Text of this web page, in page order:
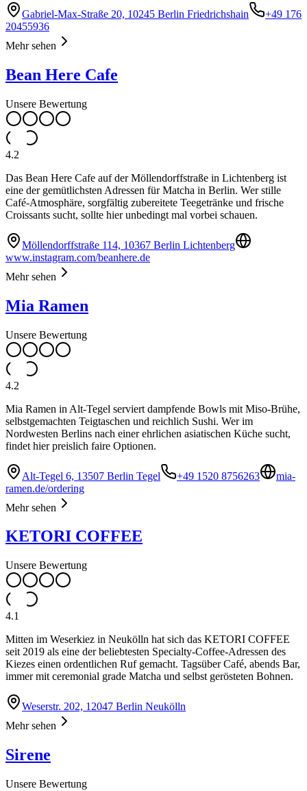
Gabriel-Max-Straße 20, 10245 Berlin Friedrichshain
+49 176
20455936
Mehr sehen
Bean Here Cafe
Unsere Bewertung
4.2
Das Bean Here Cafe auf der Möllendorffstraße in Lichtenberg ist
eine der gemütlichsten Adressen für Matcha in Berlin. Wer stille
Café-Atmosphäre, sorgfältig zubereitete Teegetränke und frische
Croissants sucht, sollte hier unbedingt mal vorbei schauen.
Möllendorffstraße 114, 10367 Berlin Lichtenberg
www.instagram.com/beanhere.de
Mehr sehen
Mia Ramen
Unsere Bewertung
4.2
Mia Ramen in Alt-Tegel serviert dampfende Bowls mit Miso-Brühe,
selbstgemachten Teigtaschen und reichlich Sushi. Wer im
Nordwesten Berlins nach einer ehrlichen asiatischen Küche sucht,
findet hier preislich faire Optionen.
Alt-Tegel 6, 13507 Berlin Tegel +49 1520 8756263
mia-
ramen.de/ordering
Mehr sehen
KETORI COFFEE
Unsere Bewertung
4.1
Mitten im Weserkiez in Neukölln hat sich das KETORI COFFEE
seit 2019 als eine der beliebtesten Specialty-Coffee-Adressen des
Kiezes einen ordentlichen Ruf gemacht. Tagsüber Café, abends Bar,
immer mit ceremonial grade Matcha und selbst gerösteten Bohnen.
Weserstr. 202, 12047 Berlin Neukölln
Mehr sehen
Sirene
Unsere Bewertung